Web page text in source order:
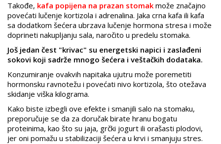
Takođe, kafa popijena na prazan stomak može značajno
povećati lučenje kortizola i adrenalina. Jaka crna kafa ili kafa
sa dodatkom šećera ubrzava lučenje hormona stresa i može
doprineti nakupljanju sala, naročito u predelu stomaka.
Još jedan čest "krivac" su energetski napici i zaslađeni
sokovi koji sadrže mnogo šećera i veštačkih dodataka.
Konzumiranje ovakvih napitaka ujutru može poremetiti
hormonsku ravnotežu i povećati nivo kortizola, što otežava
skidanje viška kilograma.
Kako biste izbegli ove efekte i smanjili salo na stomaku,
preporučuje se da za doručak birate hranu bogatu
proteinima, kao što su jaja, grčki jogurt ili orašasti plodovi,
jer oni pomažu u stabilizaciji šećera u krvi i smanjuju stres.